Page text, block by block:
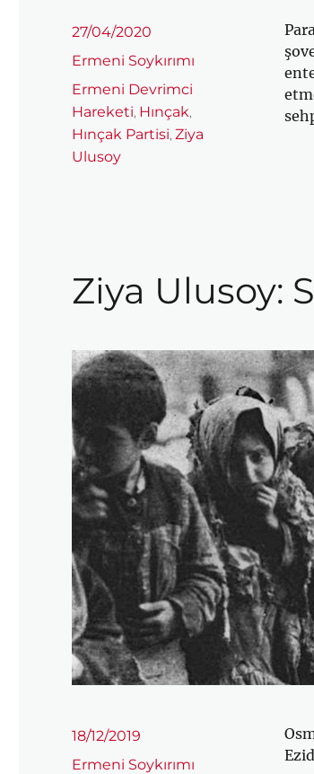
Yayın
27/04/2020
Kategoriler
Ermeni Soykırımı
Etiketler
Ermeni Devrimci
Hareketi, Hınçak,
Hınçak Partisi,Ziya
Ulusoy
Ziya Ulusoy:
Yayın
18/12/2019
Kategoriler
Ermeni Soykırımı